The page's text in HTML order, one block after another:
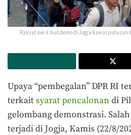
Rakyat kecil ikut demo di Jogja kawal putusan
Upaya “pembegalan” DPR RI
terkaitsyarat pencalonan di
gelombang demonstrasi.
terjadi di Jogja, Kamis (22/8/